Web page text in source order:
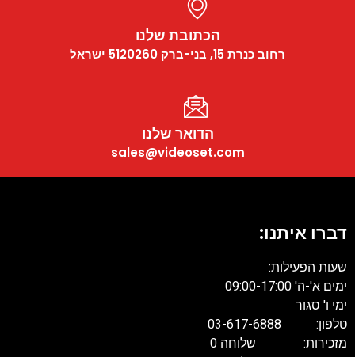
הכתובת שלנו
רחוב כנרת 15, בני-ברק 5120260 ישראל
הדואר שלנו
sales@videoset.com
דברו איתנו:
שעות הפעילות:
ימים א'-ה' 09:00-17:00
ימי ו' סגור
טלפון: 03-617-6888
מזכירות: שלוחה 0